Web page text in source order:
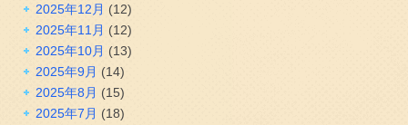
2025年12月 (12)
2025年11月 (12)
2025年10月 (13)
2025年9月 (14)
2025年8月 (15)
2025年7月 (18)